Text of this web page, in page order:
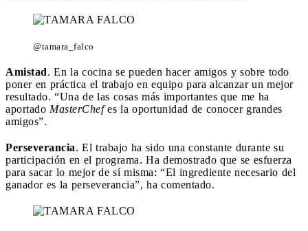
@tamara_falco
Amistad. En la cocina se pueden hacer amigos y sobre todo
poner en práctica el trabajo en equipo para alcanzar un mejor
resultado. “Una de las cosas más importantes que me ha
aportado MasterChefes la oportunidad de conocer grandes
amigos”.
Perseverancia. El trabajo ha sido una constante durante su
participación en el programa. Ha demostrado que se esfuerza
para sacar lo mejor de sí misma: “El ingrediente necesario del
ganador es la perseverancia”, ha comentado.